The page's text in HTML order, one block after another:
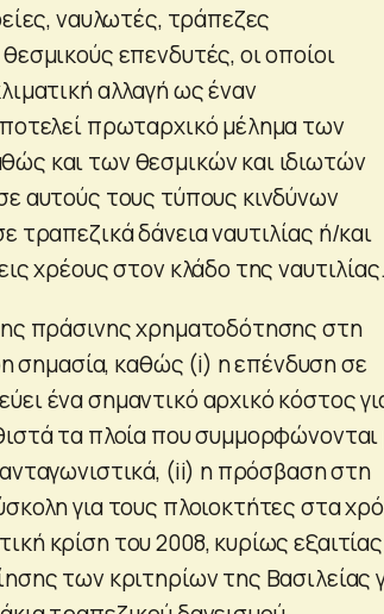
ναυλωτές, τράπεζες
επενδυτές, οι οποίοι
αλλαγή ως έναν
πρωταρχικό μέλημα των
και των θεσμικών και ιδιωτών
αυτούς τους τύπους κινδύνων
τραπεζικά δάνεια ναυτιλίας ή/και
χρέους στον κλάδο της ναυτιλίας.
πράσινης χρηματοδότησης στη
σημασία, καθώς (i) η επένδυση σε
ένα σημαντικό αρχικό κόστος
τα πλοία που συμμορφώνονται
(ii) η πρόσβαση στη
για τους πλοιοκτήτες στα
κρίση του 2008, κυρίως
των κριτηρίων της Βασιλείας